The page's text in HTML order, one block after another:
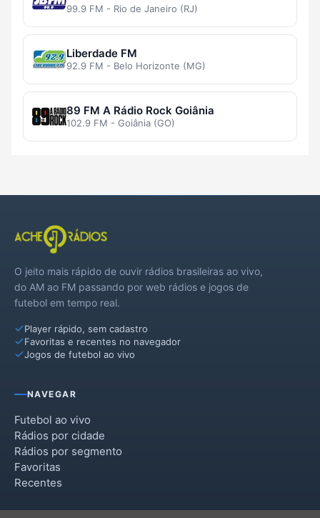
99.9 FM - Rio de Janeiro (RJ)
Liberdade FM
92.9 FM - Belo Horizonte (MG)
89 FM A Rádio Rock Goiânia
102.9 FM - Goiânia (GO)
O jeito mais rápido de ouvir rádios brasileiras ao vivo,
do AM ao FM passando por web rádios e jogos de
futebol em tempo real.
Player rápido, sem cadastro
Favoritas e recentes no navegador
Jogos de futebol ao vivo
NAVEGAR
Futebol ao vivo
Rádios por cidade
Rádios por segmento
Favoritas
Recentes